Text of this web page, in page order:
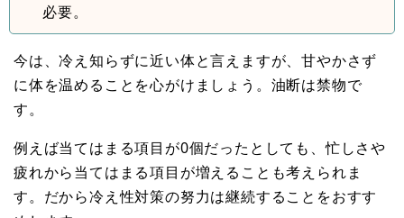
必要。
今は、冷え知らずに近い体と言えますが、甘やかさず
に体を温めることを心がけましょう。油断は禁物で
す。
例えば当てはまる項目が0個だったとしても、忙しさや
疲れから当てはまる項目が増えることも考えられま
す。だから冷え性対策の努力は継続することをおすす